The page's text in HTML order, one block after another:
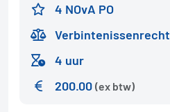
4 NOvA PO
Verbintenissenrecht
4 uur
200.00 (ex btw)